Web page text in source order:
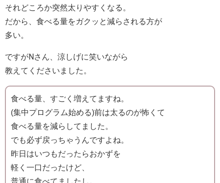
それどころか突然太りやすくなる。
だから、食べる量をガクッと減らされる方が
多い。
ですがNさん、涼しげに笑いながら
教えてくださいました。
食べる量、すごく増えてますね。
(集中プログラム始める)前は太るのが怖くて
食べる量を減らしてました。
でも必ず戻っちゃうんですよね。
昨日はいつもだったらおかずを
軽く一口だったけど、
普通に食べてましたし。